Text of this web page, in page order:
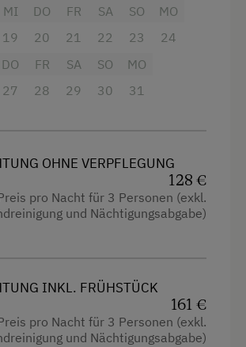
MI
19
DO
20
FR
21
SA
22
SO
23
MO
24
DO
27
FR
28
SA
29
SO
30
MO
31
OHNE VERPFLEGUNG
128 €
pro Nacht für 3 Personen (exkl.
und Nächtigungsabgabe)
INKL. FRÜHSTÜCK
161 €
pro Nacht für 3 Personen (exkl.
und Nächtigungsabgabe)